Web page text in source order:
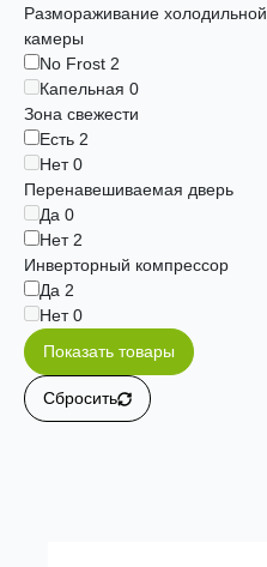
Размораживание холодильной
камеры
No Frost 2
Капельная 0
Зона свежести
Есть 2
Нет0
Перенавешиваемая дверь
Да 0
Нет2
Инверторный компрессор
Да 2
Нет0
Показать товары
Сбросить